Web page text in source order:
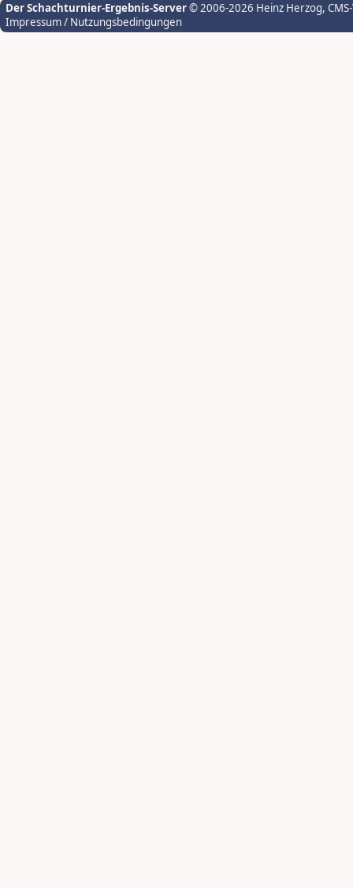
Der Schachturnier-Ergebnis-Server© 2006-2026 Heinz Herzog,
Impressum / Nutzungsbedingungen